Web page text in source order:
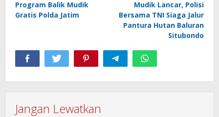
Program Balik Mudik
Gratis Polda Jatim
Mudik Lancar, Polisi
Bersama TNI Siaga Jalur
Pantura Hutan Baluran
Situbondo
Jangan Lewatkan